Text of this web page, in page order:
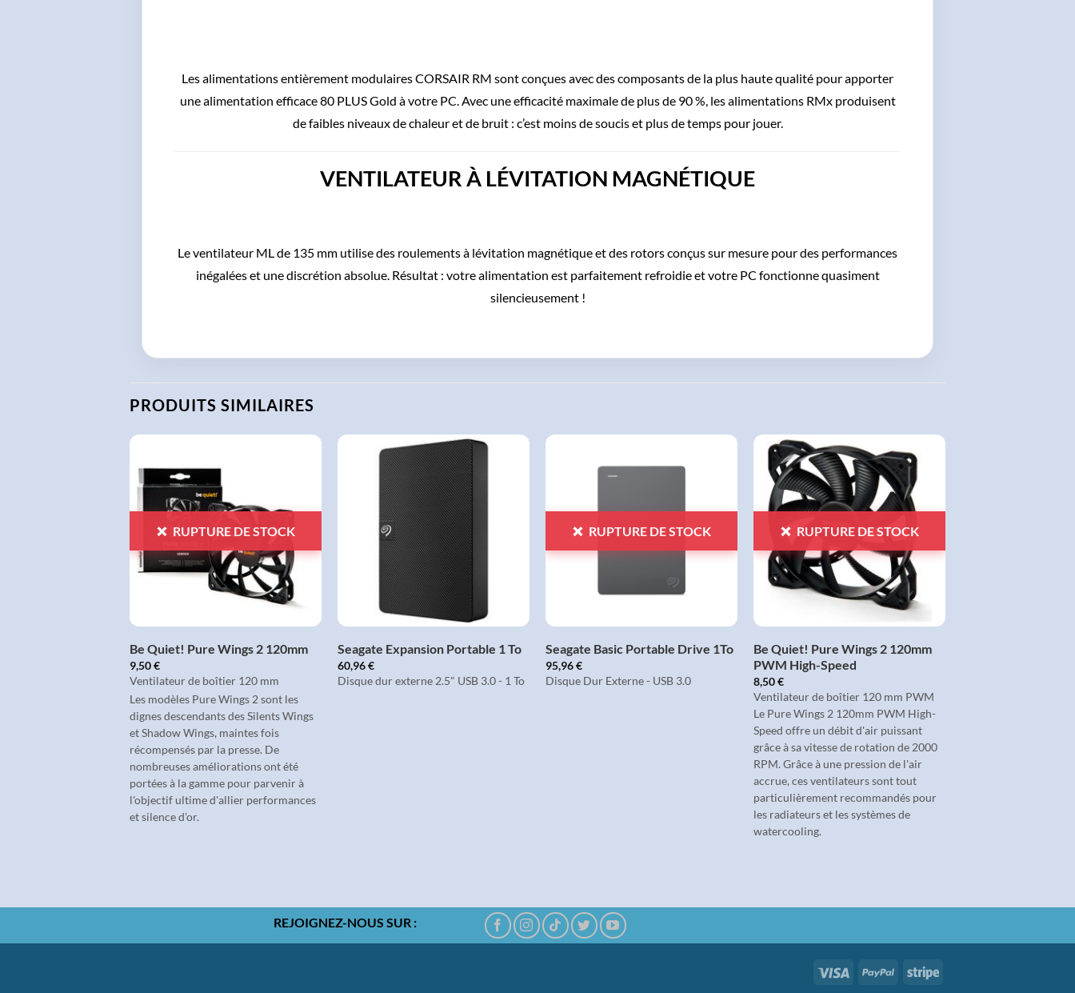
Les alimentations entièrement modulaires CORSAIR RM sont conçues avec des composants de la plus haute qualité pour apporter
une alimentation efficace 80 PLUS Gold à votre PC. Avec une efficacité maximale de plus de 90 %, les alimentations RMx produisent
de faibles niveaux de chaleur et de bruit : c’est moins de soucis et plus de temps pour jouer.
VENTILATEUR À LÉVITATION MAGNÉTIQUE
Le ventilateur ML de 135 mm utilise des roulements à lévitation magnétique et des rotors conçus sur mesure pour des performances
inégalées et une discrétion absolue. Résultat : votre alimentation est parfaitement refroidie et votre PC fonctionne quasiment
silencieusement !
PRODUITS SIMILAIRES
LISTE
RUPTURE DE STOCK
Be Quiet! Pure Wings 2 120mm
9,50€
Ventilateur de boîtier 120 mm
Les modèles Pure Wings 2 sont les
dignes descendants des Silents Wings
et Shadow Wings, maintes fois
récompensés par la presse. De
nombreuses améliorations ont été
portées à la gamme pour parvenir à
l'objectif ultime d'allier performances
et silence d'or.
AJOUTER
D'ENVIES
Seagate Expansion Portable 1 To
60,96€
Disque dur externe 2.5" USB 3.0 - 1 To
RUPTURE DE STOCK
Seagate Basic Portable Drive 1To
95,96€
Disque Dur Externe - USB 3.0
AJOUTER
À LA
LISTE
RUPTURE DE STOCK
Be Quiet! Pure Wings 2 120mm
PWM High-Speed
8,50€
Ventilateur de boîtier 120 mm PWM
Le Pure Wings 2 120mm PWM High-
Speed offre un débit d'air puissant
grâce à sa vitesse de rotation de 2000
RPM. Grâce à une pression de l'air
accrue, ces ventilateurs sont tout
particulièrement recommandés pour
les radiateurs et les systèmes de
watercooling.
REJOIGNEZ-NOUS SUR :
Visa PayPal Stripe